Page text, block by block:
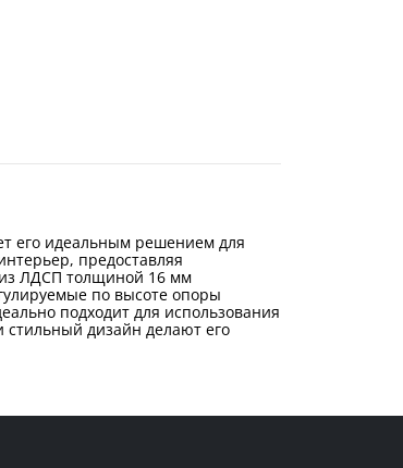
его идеальным решением для
предоставляя
ЛДСП толщиной 16 мм
по высоте опоры
подходит для использования
стильный дизайн делают его